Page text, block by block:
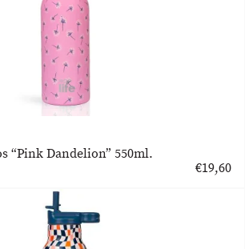
“Pink Dandelion” 550ml.
€19,60